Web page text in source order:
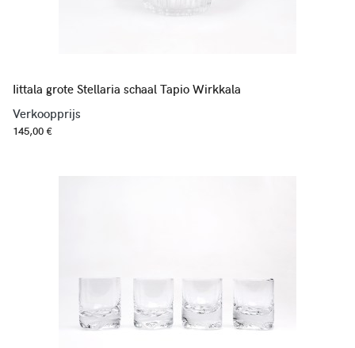
Iittala grote Stellaria schaal Tapio Wirkkala
Verkoopprijs
145,00 €